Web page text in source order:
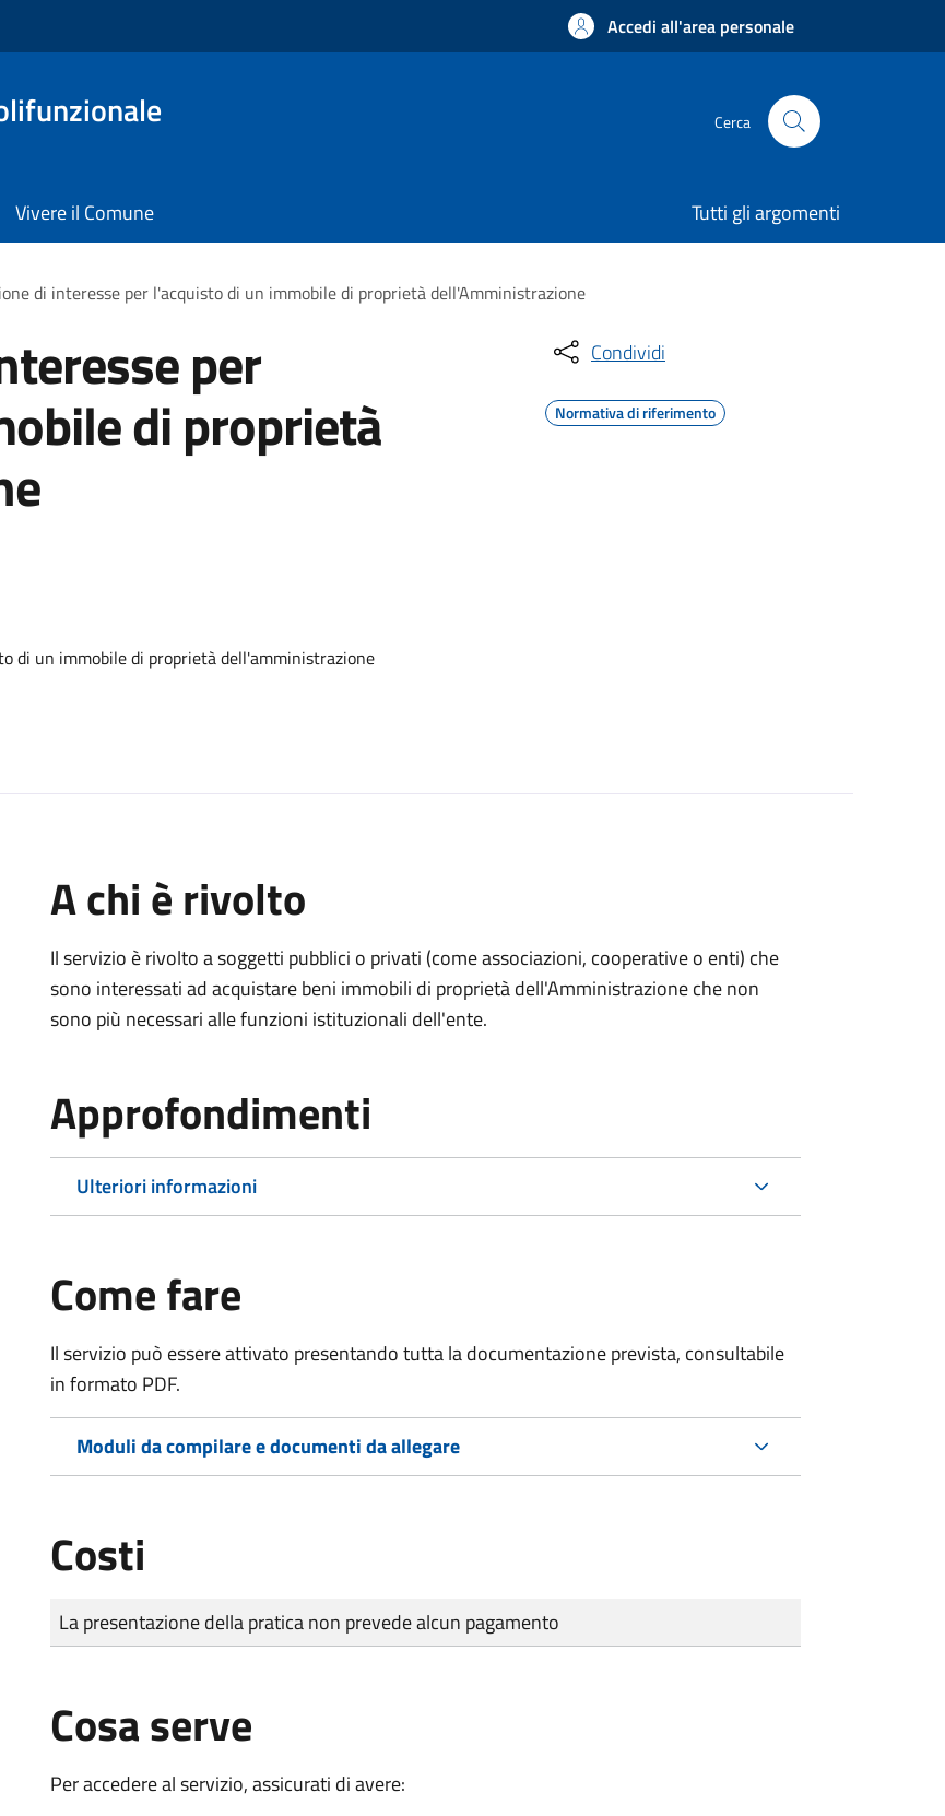
Accedi all'area personale
Cerca
Vivere il Comune Tutti gli argomenti
di interesse per l'acquisto di un immobile di proprietà dell'Amministrazione
per
di proprietà
di un immobile di proprietà dell'amministrazione
Condividi
Normativa di riferimento
A chi è rivolto
Il servizio è rivolto a soggetti pubblici o privati (come associazioni, cooperative o enti) che
sono interessati ad acquistare beni immobili di proprietà dell'Amministrazione che non
sono più necessari alle funzioni istituzionali dell'ente.
Approfondimenti
Ulteriori informazioni
Come fare
Il servizio può essere attivato presentando tutta la documentazione prevista, consultabile
in formato PDF.
Moduli da compilare e documenti da allegare
Costi
Tipo di pagamento
Importo
La presentazione della pratica non prevede alcun pagamento
Cosa serve
Per accedere al servizio, assicurati di avere: